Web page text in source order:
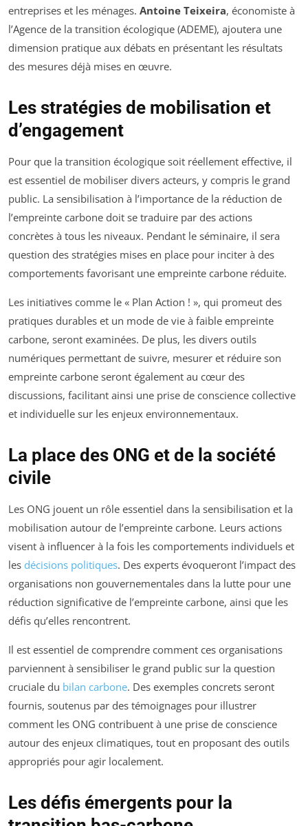
entreprises et les ménages. Antoine Teixeira, économiste à
l’Agence de la transition écologique (ADEME), ajoutera une
dimension pratique aux débats en présentant les résultats
des mesures déjà mises en œuvre.
Les stratégies de mobilisation et
d’engagement
Pour que la transition écologique soit réellement effective, il
est essentiel de mobiliser divers acteurs, y compris le grand
public. La sensibilisation à l’importance de la réduction de
l’empreinte carbone doit se traduire par des actions
concrètes à tous les niveaux. Pendant le séminaire, il sera
question des stratégies mises en place pour inciter à des
comportements favorisant une empreinte carbone réduite.
Les initiatives comme le « Plan Action ! », qui promeut des
pratiques durables et un mode de vie à faible empreinte
carbone, seront examinées. De plus, les divers outils
numériques permettant de suivre, mesurer et réduire son
empreinte carbone seront également au cœur des
discussions, facilitant ainsi une prise de conscience collective
et individuelle sur les enjeux environnementaux.
La place des ONG et de la société
civile
Les ONG jouent un rôle essentiel dans la sensibilisation et la
mobilisation autour de l’empreinte carbone. Leurs actions
visent à influencer à la fois les comportements individuels et
les décisions politiques. Des experts évoqueront l’impact des
organisations non gouvernementales dans la lutte pour une
réduction significative de l’empreinte carbone, ainsi que les
défis qu’elles rencontrent.
Il est essentiel de comprendre comment ces organisations
parviennent à sensibiliser le grand public sur la question
cruciale du bilan carbone. Des exemples concrets seront
fournis, soutenus par des témoignages pour illustrer
comment les ONG contribuent à une prise de conscience
autour des enjeux climatiques, tout en proposant des outils
appropriés pour agir localement.
Les défis émergents pour la